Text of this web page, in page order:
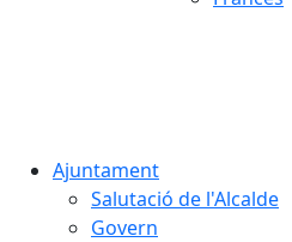
Ajuntament
Salutació de l'Alcalde
Govern